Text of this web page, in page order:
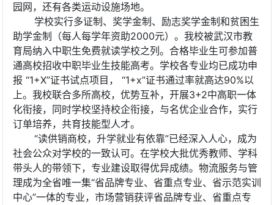
园网，还有各类运动设施场地。
学校实行多证制、奖学金制、励志奖学金制和贫困生
助学金制（每人每学年资助2000元）。我校被武汉市教
育局纳入中职生免费就读学校之列。合格毕业生可参加普
通高校招收中职毕业生技能高考。学校各专业均已成功申
报 “1+X”证书试点项目， “1+x”证书通过率就高达90%以
上。我校联合多所高校，优势互补，开展3+2中高职一体
化衔接，同时学校坚持校企衔接，与名优企业合作，实行
订单培养，共育技能型人才。
“读供销商校，升学就业有依靠”已经深入人心，成为
社会公众对学校的一致认可。在学校大批优秀教师、学科
带头人的带领下，专业建设取得优异成绩。物流服务与管
理成为全省唯一集“省品牌专业、省重点专业、省示范实训
中心”一体的专业，市场营销获评省品牌专业、省重点专